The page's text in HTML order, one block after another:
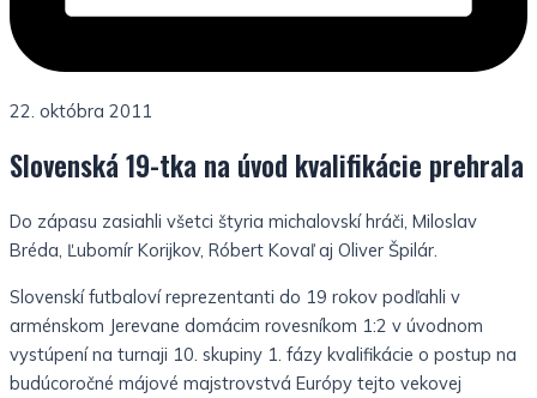
22. októbra 2011
Slovenská 19-tka na úvod kvalifikácie prehrala
Do zápasu zasiahli všetci štyria michalovskí hráči, Miloslav
Bréda, Ľubomír Korijkov, Róbert Kovaľ aj Oliver Špilár.
Slovenskí futbaloví reprezentanti do 19 rokov podľahli v
arménskom Jerevane domácim rovesníkom 1:2 v úvodnom
vystúpení na turnaji 10. skupiny 1. fázy kvalifikácie o postup na
budúcoročné májové majstrovstvá Európy tejto vekovej